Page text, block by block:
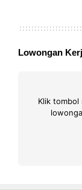
Lowongan
Klik